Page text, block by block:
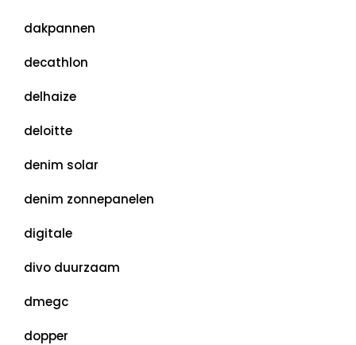
dakpannen
decathlon
delhaize
deloitte
denim solar
denim zonnepanelen
digitale
divo duurzaam
dmegc
dopper